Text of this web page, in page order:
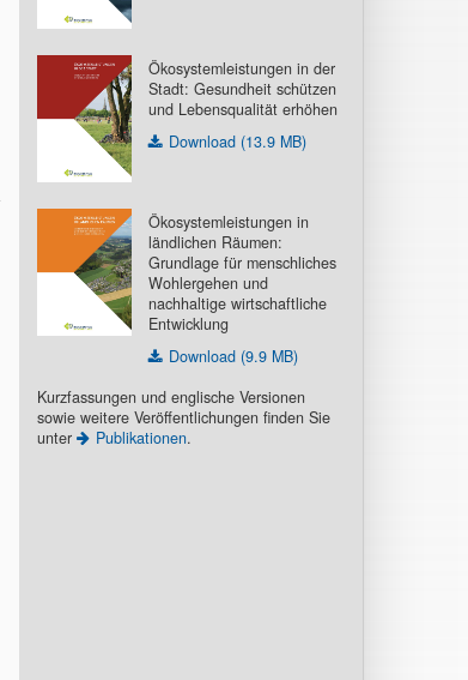
Ökosystemleistungen in der
Stadt: Gesundheit schützen
und Lebensqualität erhöhen
Download (13.9 MB)
Ökosystemleistungen in
ländlichen Räumen:
Grundlage für menschliches
Wohlergehen und
nachhaltige wirtschaftliche
Entwicklung
Download (9.9 MB)
Kurzfassungen und englische Versionen
sowie weitere Veröffentlichungen finden Sie
unter
Publikationen.